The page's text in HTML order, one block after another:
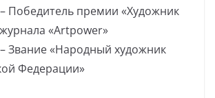
Победитель премии «Художник
«Artpower»
Звание «Народный художник
Федерации»